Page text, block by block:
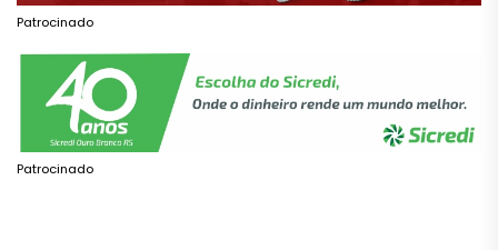
Patrocinado
Patrocinado